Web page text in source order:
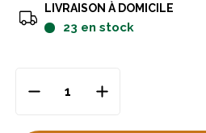
LIVRAISON À DOMICILE
23 en stock